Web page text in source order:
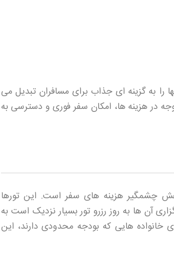
را به گزینه ای جذاب برای مسافران تبدیل می
در هزینه ها، امکان سفر فوری و دسترسی به
چشمگیر هزینه های سفر است. این تورها
آن ها به روز رزرو توربسیار نزدیک است به
خانواده هایی که بودجه محدودی دارند، این